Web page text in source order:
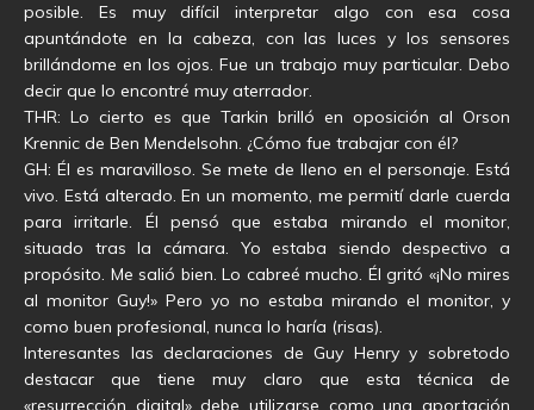
posible. Es muy difícil interpretar algo con esa cosa
apuntándote en la cabeza, con las luces y los sensores
brillándome en los ojos. Fue un trabajo muy particular. Debo
decir que lo encontré muy aterrador.
THR: Lo cierto es que Tarkin brilló en oposición al Orson
Krennic de Ben Mendelsohn. ¿Cómo fue trabajar con él?
GH: Él es maravilloso. Se mete de lleno en el personaje. Está
vivo. Está alterado. En un momento, me permití darle cuerda
para irritarle. Él pensó que estaba mirando el monitor,
situado tras la cámara. Yo estaba siendo despectivo a
propósito. Me salió bien. Lo cabreé mucho. Él gritó «¡No mires
al monitor Guy!» Pero yo no estaba mirando el monitor, y
como buen profesional, nunca lo haría (risas).
Interesantes las declaraciones de Guy Henry y sobretodo
destacar que tiene muy claro que esta técnica de
«resurrección digital» debe utilizarse como una aportación